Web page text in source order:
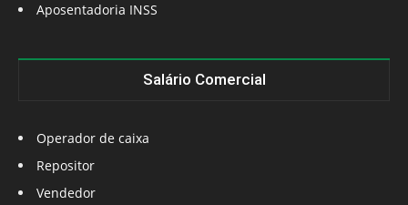
Aposentadoria INSS
Salário Comercial
Operador de caixa
Repositor
Vendedor